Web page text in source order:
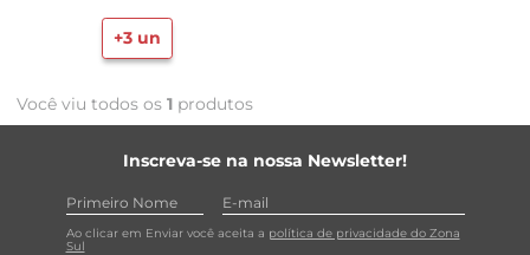
+3un
Você viu todos os 1 produtos
Inscreva-se na nossa Newsletter!
Ao clicar em Enviar você aceita a política de privacidade do Zona
Sul